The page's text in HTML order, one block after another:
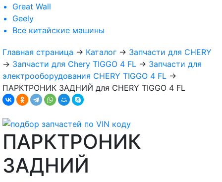
Great Wall
Geely
Все китайские машины
Главная страница → Каталог → Запчасти для CHERY
→ Запчасти для Chery TIGGO 4 FL → Запчасти для
электрооборудования CHERY TIGGO 4 FL →
ПАРКТРОНИК ЗАДНИЙ для CHERY TIGGO 4 FL
ПАРКТРОНИК
ЗАДНИЙ